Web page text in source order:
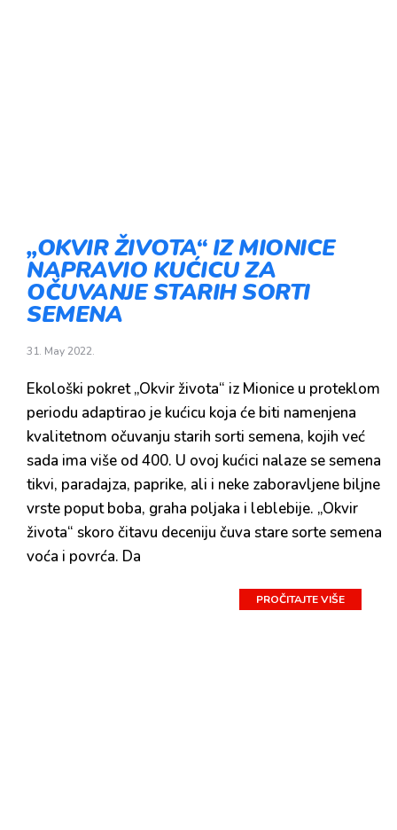
„OKVIR ŽIVOTA“ IZ MIONICE
NAPRAVIO KUĆICU ZA
OČUVANJE STARIH SORTI
SEMENA
31. May 2022.
Ekološki pokret „Okvir života“ iz Mionice u proteklom
periodu adaptirao je kućicu koja će biti namenjena
kvalitetnom očuvanju starih sorti semena, kojih već
sada ima više od 400. U ovoj kućici nalaze se semena
tikvi, paradajza, paprike, ali i neke zaboravljene biljne
vrste poput boba, graha poljaka i leblebije. „Okvir
života“ skoro čitavu deceniju čuva stare sorte semena
voća i povrća. Da
PROČITAJTE VIŠE